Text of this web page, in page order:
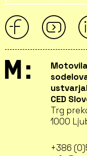
CED
Trg
1000
+386